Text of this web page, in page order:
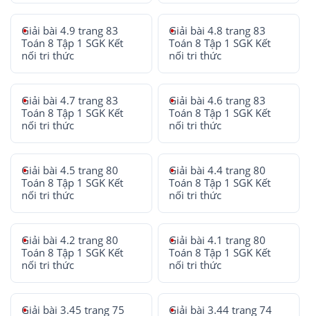
Giải bài 4.9 trang 83
Toán 8 Tập 1 SGK Kết
nối tri thức
Giải bài 4.8 trang 83
Toán 8 Tập 1 SGK Kết
nối tri thức
Giải bài 4.7 trang 83
Toán 8 Tập 1 SGK Kết
nối tri thức
Giải bài 4.6 trang 83
Toán 8 Tập 1 SGK Kết
nối tri thức
Giải bài 4.5 trang 80
Toán 8 Tập 1 SGK Kết
nối tri thức
Giải bài 4.4 trang 80
Toán 8 Tập 1 SGK Kết
nối tri thức
Giải bài 4.2 trang 80
Toán 8 Tập 1 SGK Kết
nối tri thức
Giải bài 4.1 trang 80
Toán 8 Tập 1 SGK Kết
nối tri thức
Giải bài 3.45 trang 75
Giải bài 3.44 trang 74